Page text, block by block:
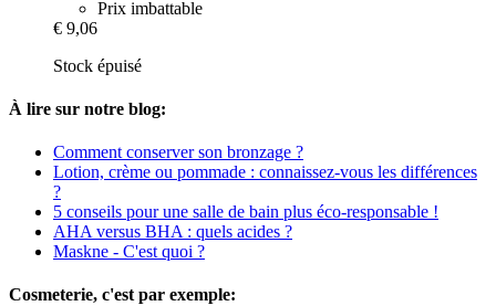
Prix imbattable
€ 9,06
Stock épuisé
À lire sur notre blog:
Comment conserver son bronzage ?
Lotion, crème ou pommade : connaissez-vous les différences
?
5 conseils pour une salle de bain plus éco-responsable !
AHA versus BHA : quels acides ?
Maskne - C'est quoi ?
Cosmeterie, c'est par exemple: